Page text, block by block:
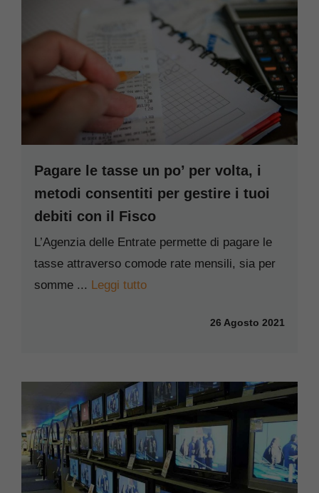
Pagare le tasse un po’ per volta, i
metodi consentiti per gestire i tuoi
debiti con il Fisco
L’Agenzia delle Entrate permette di pagare le
tasse attraverso comode rate mensili, sia per
somme ... Leggi tutto
26 Agosto 2021